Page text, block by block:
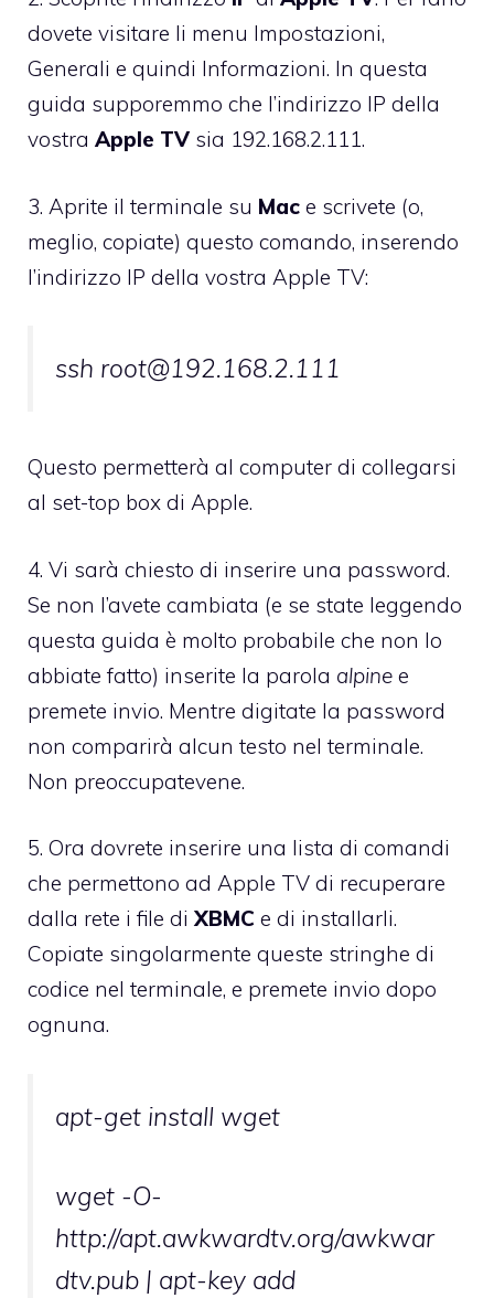
dovete visitare li menu Impostazioni,
Generali e quindi Informazioni. In questa
guida supporemmo che l’indirizzo IP della
vostra Apple TV sia 192.168.2.111.
3. Aprite il terminale su Mac e scrivete (o,
meglio, copiate) questo comando, inserendo
l’indirizzo IP della vostra Apple TV:
ssh root@192.168.2.111
Questo permetterà al computer di collegarsi
al set-top box di Apple.
4. Vi sarà chiesto di inserire una password.
Se non l’avete cambiata (e se state leggendo
questa guida è molto probabile che non lo
abbiate fatto) inserite la parola alpine e
premete invio. Mentre digitate la password
non comparirà alcun testo nel terminale.
Non preoccupatevene.
5. Ora dovrete inserire una lista di comandi
che permettono ad Apple TV di recuperare
dalla rete i file diXBMC e di installarli.
Copiate singolarmente queste stringhe di
codice nel terminale, e premete invio dopo
ognuna.
apt-get install wget
wget -O-
http://apt.awkwardtv.org/awkwar
dtv.pub | apt-key add